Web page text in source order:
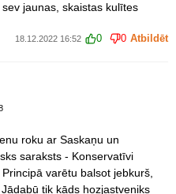
jaunas, skaistas kulītes
18.12.2022 16:52 0 0 Atbildēt
roku ar Saskaņu un
saraksts - Konservatīvi
varētu balsot jebkurš,
tik kāds hozjastveniks